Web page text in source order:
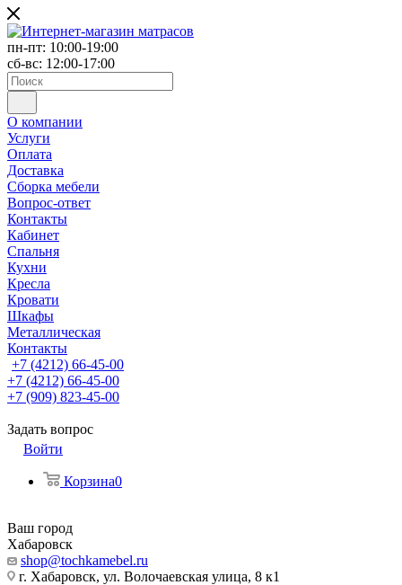
пн-пт: 10:00-19:00
сб-вс: 12:00-17:00
О компании
Услуги
Оплата
Доставка
Сборка мебели
Вопрос-ответ
Контакты
Кабинет
Спальня
Кухни
Кресла
Кровати
Шкафы
Металлическая
Контакты
+7 (4212) 66-45-00
+7 (4212) 66-45-00
+7 (909) 823-45-00
Задать вопрос
Войти
Корзина0
Ваш город
Хабаровск
shop@tochkamebel.ru
г. Хабаровск, ул. Волочаевская улица, 8 к1